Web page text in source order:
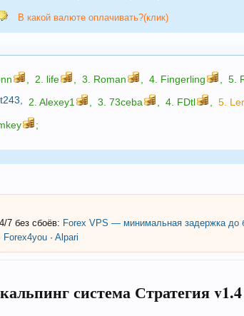
В какой валюте оплачивать?(клик)
2. life 3. Roman 4. Fingerling 5.
2.Alexey1 3.73ceba 4. FDtl 5.
;
7 без сбоёв: Forex VPS — минимальная задержка до
Forex4you ·Alpari
система Стратегия